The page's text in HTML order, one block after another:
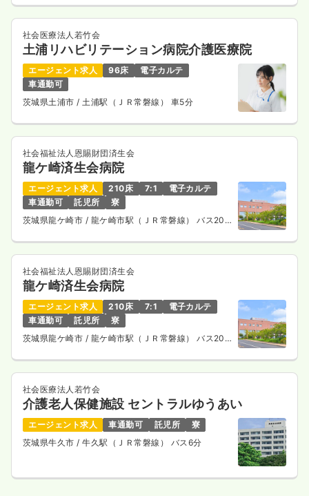
給与 26.9万円/月 賞与3.15ヶ月
※経験4年の例
時間 8:30～17:30（休憩60分）
日曜休み
4週8休以上 オンコールあり
ブランク可
気になる 詳細を見る
検診・健診保健師 一般病院
※経験5年の例
時間 8:00～17:00
4週8休以上
ブランク可 月給24万円以上可
気になる 詳細を見る
検診・健診正看護師
日勤のみ（常勤） 一時募集休止
時間 8:00～17:00
社会医療法人若竹会
土浦リハビリテーション病院介護医療院
エージェント求人 96床
電子カルテ
車通勤可
茨城県土浦市/ 土浦駅（ＪＲ常磐線） 車5分
社会福祉法人恩賜財団済生会
龍ケ崎済生会病院
エージェント求人 210床 7:1
電子カルテ
車通勤可
託児所
寮
茨城県龍ケ崎市 / 龍ケ崎市駅（ＪＲ常磐線） バス20
社会福祉法人恩賜財団済生会
龍ケ崎済生会病院
エージェント求人 210床 7:1
電子カルテ
車通勤可
託児所
寮
茨城県龍ケ崎市 / 龍ケ崎市駅（ＪＲ常磐線） バス20
社会医療法人若竹会
介護老人保健施設 セントラルゆうあい
エージェント求人 車通勤可 託児所
寮
茨城県牛久市/ 牛久駅（ＪＲ常磐線） バス6分